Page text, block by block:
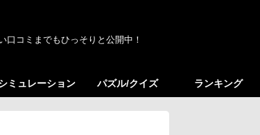
コミまでもひっそりと公開中！
ミュレーション パズル/クイズ ランキング